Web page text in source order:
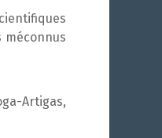
Artigas,